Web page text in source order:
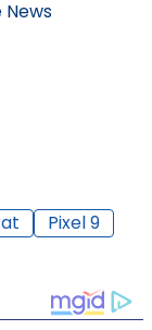
News
Pixel 9